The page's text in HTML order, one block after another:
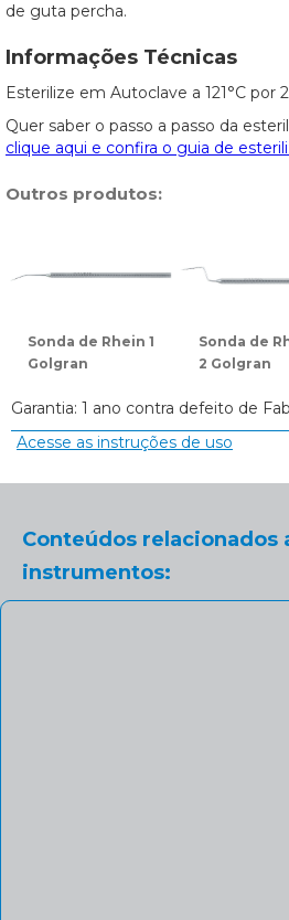
de guta percha.
Informações Técnicas
Esterilize em Autoclave a 121°C por
Quer saber o passo a passo da
clique aqui e confira o guia de
Outros produtos:
Sonda de Rhein 1
Golgran
Sonda de
2 Golgran
Garantia: 1 ano contra defeito de
Acesse as instruções de uso
Conteúdos relacionados
instrumentos: